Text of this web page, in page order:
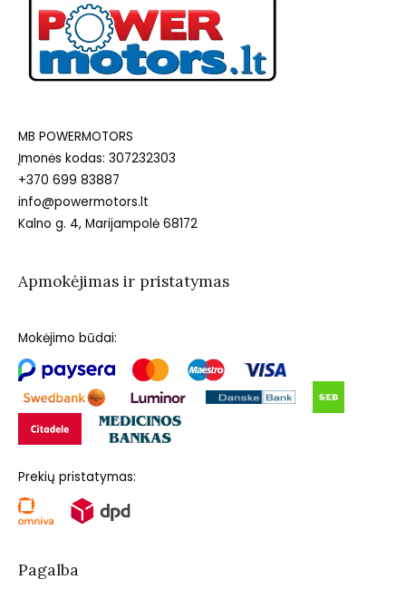
MB POWERMOTORS
Įmonės kodas: 307232303
+370 699 83887
info@powermotors.lt
Kalno g. 4, Marijampolė 68172
Apmokėjimas ir pristatymas
Mokėjimo būdai:
Prekių pristatymas:
Pagalba